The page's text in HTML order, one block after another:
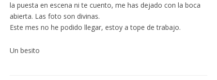
la puesta en escena ni te cuento, me has dejado con la boca
abierta. Las foto son divinas.
Este mes no he podido llegar, estoy a tope de trabajo.
Un besito